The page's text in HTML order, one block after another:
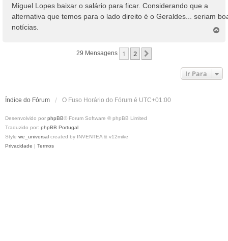
Miguel Lopes baixar o salário para ficar. Considerando que a
alternativa que temos para o lado direito é o Geraldes... seriam
notícias.
29 Mensagens 1 2
Ir Para
Índice do Fórum O Fuso Horário do Fórum é UTC+01:00
Desenvolvido por phpBB® Forum Software © phpBB Limited
Traduzido por: phpBB Portugal
Style we_universal created by INVENTEA & v12mike
Privacidade | Termos